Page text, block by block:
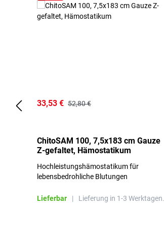
33,53 € 52,80 €
ChitoSAM 100, 7,5x183 cm Gauze
Z-gefaltet, Hämostatikum
Hochleistungshämostatikum für
lebensbedrohliche Blutungen
Lieferbar | Lieferung in 1-3 Werktagen.